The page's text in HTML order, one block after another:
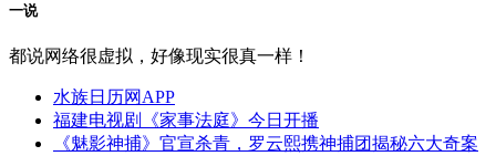
一说
都说网络很虚拟，好像现实很真一样！
水族日历网APP
福建电视剧《家事法庭》今日开播
《魅影神捕》官宣杀青，罗云熙携神捕团揭秘六大奇案